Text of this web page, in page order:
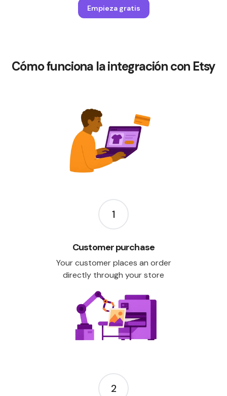
Empieza gratis
Cómo funciona la integración con Etsy
1
Customer purchase
Your customer places an order
directly through your store
2